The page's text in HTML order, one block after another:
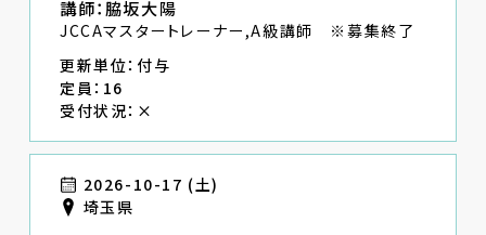
講師：脇坂大陽
JCCAマスタートレーナー,A級講師 ※募集終了
更新単位：付与
定員：16
受付状況：×
2026-10-17 (土)
埼玉県